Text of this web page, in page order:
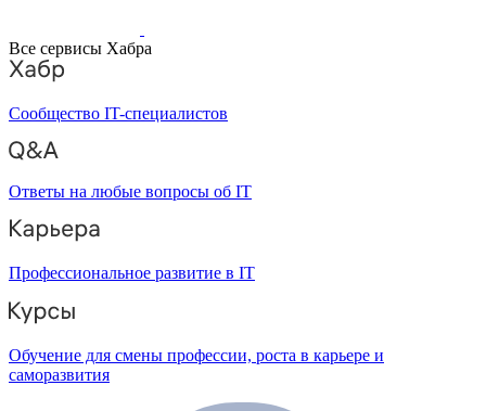
Все сервисы Хабра
Сообщество IT-специалистов
Ответы на любые вопросы об IT
Профессиональное развитие в IT
Обучение для смены профессии, роста в карьере и
саморазвития